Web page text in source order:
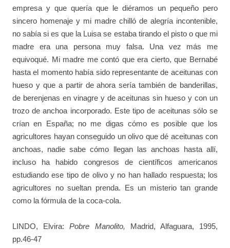
empresa y que quería que le diéramos un pequeño pero
sincero homenaje y mi madre chilló de alegría incontenible,
no sabía si es que la Luisa se estaba tirando el pisto o que mi
madre era una persona muy falsa. Una vez más me
equivoqué. Mi madre me contó que era cierto, que Bernabé
hasta el momento había sido representante de aceitunas con
hueso y que a partir de ahora sería también de banderillas,
de berenjenas en vinagre y de aceitunas sin hueso y con un
trozo de anchoa incorporado. Este tipo de aceitunas sólo se
crían en España; no me digas cómo es posible que los
agricultores hayan conseguido un olivo que dé aceitunas con
anchoas, nadie sabe cómo llegan las anchoas hasta allí,
incluso ha habido congresos de científicos americanos
estudiando ese tipo de olivo y no han hallado respuesta; los
agricultores no sueltan prenda. Es un misterio tan grande
como la fórmula de la coca-cola.
LINDO, Elvira:Pobre Manolito,
Madrid, Alfaguara, 1995,
pp.46-47